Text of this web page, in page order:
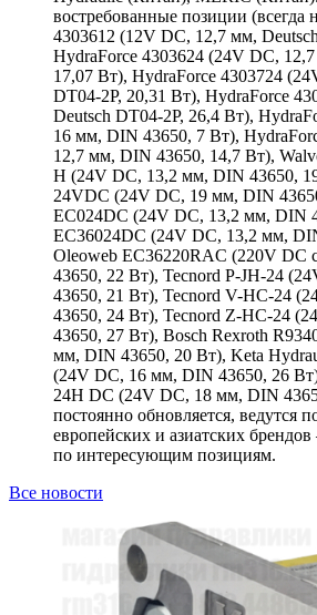
востребованные позиции (всегда
4303612 (12V DC, 12,7 мм,
HydraForce 4303624 (24V DC,
17,07 Вт), HydraForce 4303724
DT04-2P, 20,31 Вт), HydraForce
Deutsch DT04-2P, 26,4 Вт),
16 мм, DIN 43650, 7 Вт),
12,7 мм, DIN 43650, 14,7 Вт),
H (24V DC, 13,2 мм, DIN 43650,
24VDC (24V DC, 19 мм, DIN
EC024DC (24V DC, 13,2 мм, DIN
EC36024DC (24V DC, 13,2 мм,
Oleoweb EC36220RAC (220V DC
43650, 22 Вт), Tecnord P-JH-24
43650, 21 Вт), Tecnord V-HC-24
43650, 24 Вт), Tecnord Z-HC-24
43650, 27 Вт), Bosch Rexroth
мм, DIN 43650, 20 Вт), Keta
(24V DC, 16 мм, DIN 43650, 26
24H DC (24V DC, 18 мм, DIN
постоянно обновляется, ведутся
европейских и азиатских
по интересующим позициям.
Все новости